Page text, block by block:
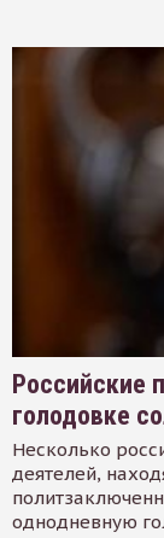
Российские
голодовке
Несколько
деятелей,
однодневную